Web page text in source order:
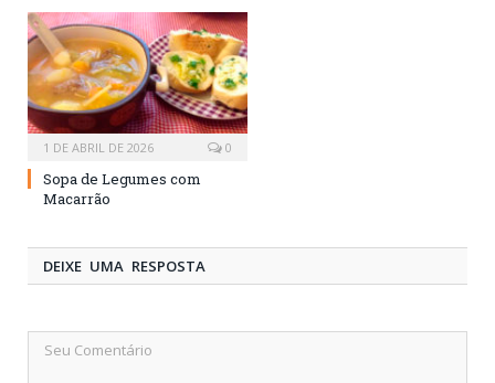
1 DE ABRIL DE 2026 0
Sopa de Legumes com
Macarrão
DEIXE UMA RESPOSTA